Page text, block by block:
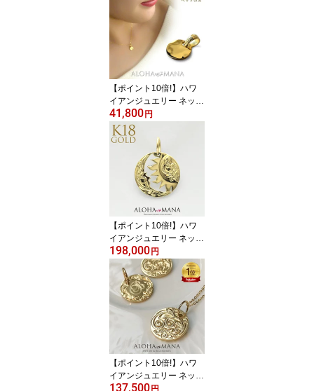
mm 文字刻印無料 40cm
チェーン付セット ゴール
ドネックレス イニシャル
ネックレス apd1136g K1
【ポイント10倍!】ハワ
イアンジュエリー ネック
レス ゴールド コイン ペ
ンダントトップ イニシャ
ル メッセージ ネーム プ
チ ラウンド k18 k18 18
金 ゴールド 付属チェー
ン無し 刻印 誕生石 女性
男性 apd1368ch ギフト
gold necklace 送料無料
41,800円
【ポイント10倍!】ハワ
イアンジュエリー ネック
レス k18 手彫り メンズ
レディース ゴールドネッ
クレス ペンダント 18金
K18 イエローゴールド 月
と太陽 Lino 光り輝く ゴ
ールドペンダントトップ
大きめ 神秘 月 太陽 刻印
名入れ wpd1715k18
198,000円
【ポイント10倍!】ハワ
イアンジュエリー ネック
レス イニシャル ペンダ
137,500円